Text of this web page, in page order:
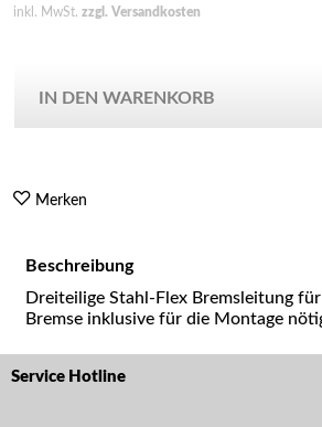
inkl. MwSt. zzgl. Versandkosten
IN DEN WARENKORB
Merken
Beschreibung
Dreiteilige Stahl-Flex Bremsleitung
Bremse inklusive für die Montage
Service Hotline